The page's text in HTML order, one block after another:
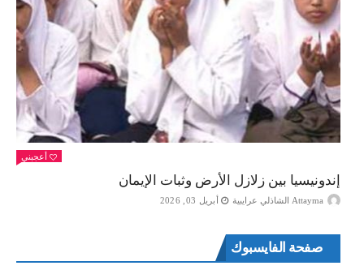
أعجبني
إندونيسيا بين زلازل الأرض وثبات الإيمان
Attayma الشاذلي عرايبية أبريل 03, 2026
صفحة الفايسبوك